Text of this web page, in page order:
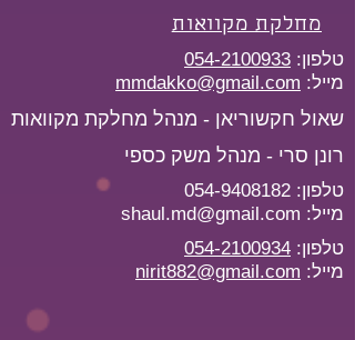
מחלקת מקוואות
טלפון: 054-2100933
מייל: mmdakko@gmail.com
שאול חקשוריאן - מנהל מחלקת מקוואות
רונן סרי - מנהל משק כספי
טלפון: 054-9408182
מייל: shaul.md@gmail.com
טלפון: 054-2100934
מייל: nirit882@gmail.com